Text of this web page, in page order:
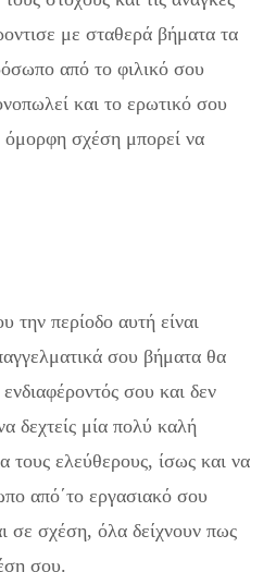
με σταθερά βήματα τα
από το φιλικό σου
και το ερωτικό σου
όμορφη σχέση μπορεί να
την περίοδο αυτή είναι
σου βήματα θα
σου και δεν
δεχτείς μία πολύ καλή
τους ελεύθερους, ίσως και να
από΄το εργασιακό σου
σε σχέση, όλα δείχνουν πως
σου.